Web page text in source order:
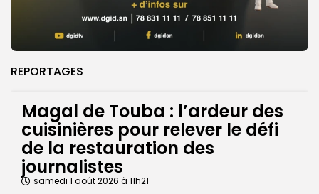
REPORTAGES
Magal de Touba : l’ardeur des
cuisinières pour relever le défi
de la restauration des
journalistes
samedi 1 août 2026 à 11h21